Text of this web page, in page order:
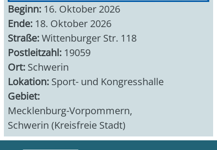
Beginn: 16. Oktober 2026
Ende: 18. Oktober 2026
Straße:Wittenburger Str. 118
Postleitzahl: 19059
Ort: Schwerin
Lokation: Sport- und Kongresshalle
Gebiet:
Mecklenburg-Vorpommern,
Schwerin (Kreisfreie Stadt)